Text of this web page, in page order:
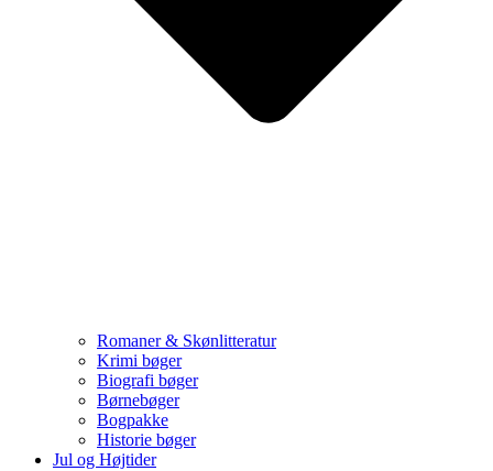
Romaner & Skønlitteratur
Krimi bøger
Biografi bøger
Børnebøger
Bogpakke
Historie bøger
Jul og Højtider